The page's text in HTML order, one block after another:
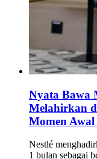
Nyata Bawa
Melahirkan
Momen
Nestlé
1 bulan sebagai